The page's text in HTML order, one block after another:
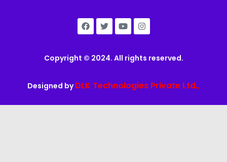
Copyright © 2024. All rights reserved.
Designed byDLK Technologies Private Ltd.,